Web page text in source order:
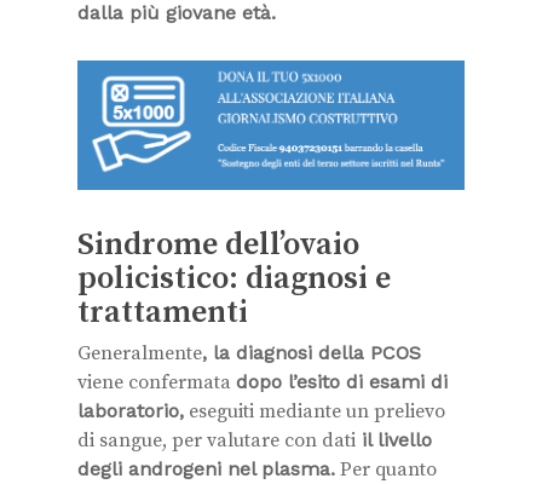
dalla più giovane età.
Sindrome dell’ovaio
policistico: diagnosi e
trattamenti
Generalmente, la diagnosi della PCOS
viene confermata dopo l’esito di esami di
laboratorio, eseguiti mediante un prelievo
di sangue, per valutare con dati il livello
degli androgeni nel plasma. Per quanto